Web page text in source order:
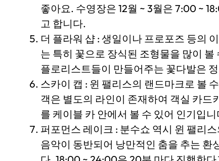
좋아요. 수영장은 12월 ~ 3월은 7:00 ~
고 합니다.
더 플라워 샵 : 생일이나 프로포즈 등의
는 특히 꽃으로 장식된 조형물을 많이
플로리스트들이 만들어주는 꽃다발은
스카이 캡 : 윈 팰리스의 랜드마크로 볼
객은 별도의 라인이 존재하여 객실 카
를 케이블 카 안에서 볼 수 있어 인기입니
퍼포먼스 레이크 : 분수쇼 역시 윈 팰리
음악이 동반되어 낭만적인 춤을 추는 환